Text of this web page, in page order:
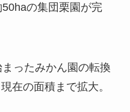
の集団栗園が完
ったみかん園の転換
在の面積まで拡大。